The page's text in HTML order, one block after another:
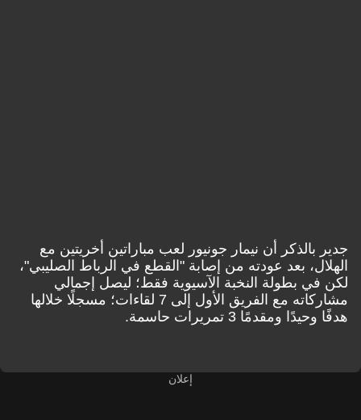
أن نيمار جونيور لعب مباراتين أخريتين مع
بعد عودته من إصابة "القطع في الرباط الصليبي"،
بطولة النخبة الآسيوية فقط؛ ليصل إجمالي
مشاركاته مع الفريق الأول إلى 7 لقاءات؛ مسجلًا خلالها
ومقدمًا 3 تمريرات حاسمة.